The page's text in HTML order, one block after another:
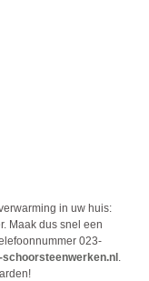
in uw huis:
Maak dus snel een
023-
.